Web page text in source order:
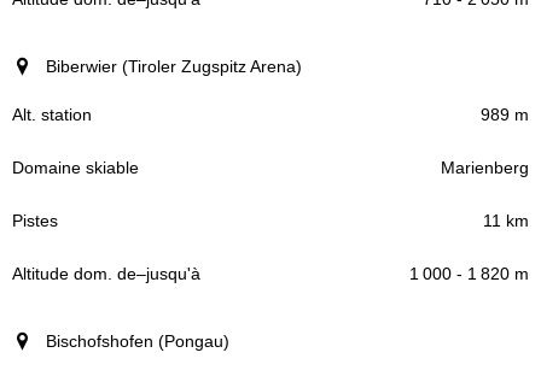
Biberwier (Tiroler Zugspitz Arena)
989 m
Marienberg
11 km
1 000 - 1 820 m
Bischofshofen (Pongau)